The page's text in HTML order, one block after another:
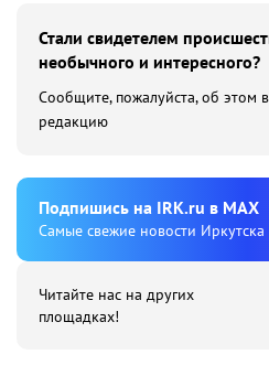
Стали свидетелем
необычного и интересного?
Сообщите, пожалуйста, об этом в
редакцию
Подпишиcь на IRK.ru в MAX
Cамые свежие новости Иркутска
Читайте нас на других
площадках!